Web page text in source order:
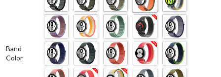
Band
Color